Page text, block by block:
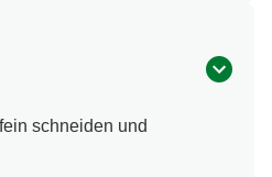
schneiden und